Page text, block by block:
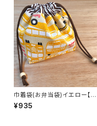
や入園オーダーHoshizora☆
ほしぞら
巾着袋(お弁当袋)イエロー【ス
クールバス柄】☆19×27cmマチ
12cm★KO.13 school bus の
¥935